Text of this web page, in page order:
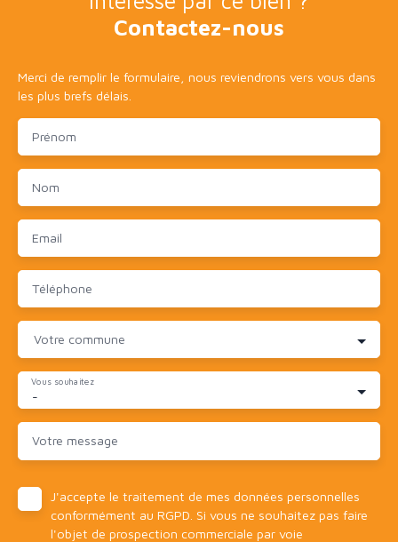
Contactez-nous
Merci de remplir le formulaire, nous reviendrons vers vous dans
les plus brefs délais.
Prénom
Nom
Email
Téléphone
Votre commune
-
Vous souhaitez
Votre message
J'accepte le traitement de mes données personnelles
conformément au RGPD. Si vous ne souhaitez pas faire
l'objet de prospection commerciale par voie